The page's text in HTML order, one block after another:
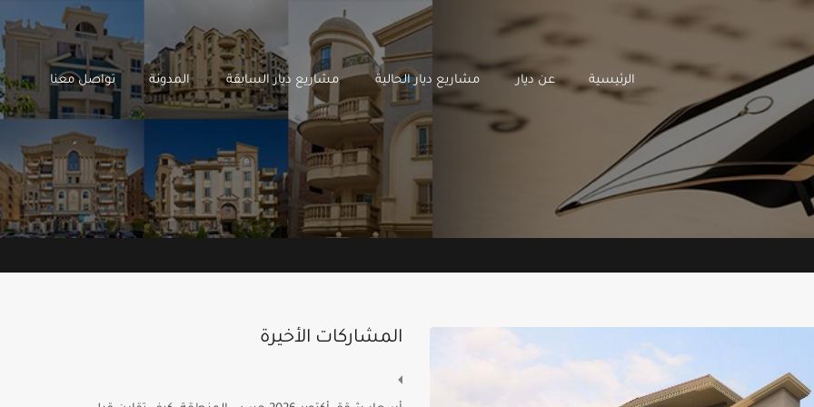
الرئيسية مشاريع ديار الحالية مشاريع ديار السابقة المدونة تواصل معنا
الرئيسية عن ديار مشاريع ديار الحالية مشاريع ديار السابقة المدونة تواصل معنا
المشاركات الأخيرة